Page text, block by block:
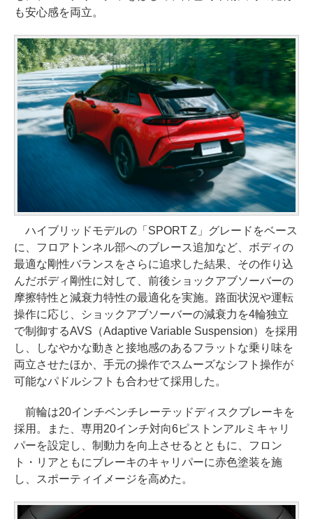
も安心感を両立。
ハイブリッドモデルの「SPORT Z」グレードをベース
に、フロアトンネル部へのブレース追加など、ボディの
最適な剛性バランスをさらに追求した結果、その作り込
んだボディ剛性に対して、前後ショックアブソーバーの
摩擦特性と減衰力特性の最適化を実施。路面状況や運転
操作に応じ、ショックアブソーバーの減衰力を4輪独立
で制御するAVS（Adaptive Variable Suspension）を採用
し、しなやかな動きと接地感のあるフラットな乗り味を
両立させたほか、手元の操作でスムーズなシフト操作が
可能なパドルシフトも合わせて採用した。
前輪は20インチベンチレーテッドディスクブレーキを
採用。また、専用20インチ対向6ピストンアルミキャリ
パーを設定し、制動力を向上させるとともに、フロン
ト・リアともにブレーキのキャリパーに赤色塗装を施
し、スポーティイメージを高めた。